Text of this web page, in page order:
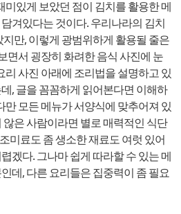
미있게 보았던 점이 김치를 활용한 메
겨있다는 것이다. 우리나라의 김치
만, 이렇게 광범위하게 활용될 줄은
면서 굉장히 화려한 음식 사진에 눈
리 사진 아래에 조리법을 설명하고 있
, 글을 꼼꼼하게 읽어본다면 이해하
만 모든 메뉴가 서양식에 맞추어져 있
은 사람이라면 별로 매력적인 식단
미료도 좀 생소한 재료도 여럿 있어
겠다. 그나마 쉽게 따라할 수 있는 메
데, 다른 요리들은 집중력이 좀 필요